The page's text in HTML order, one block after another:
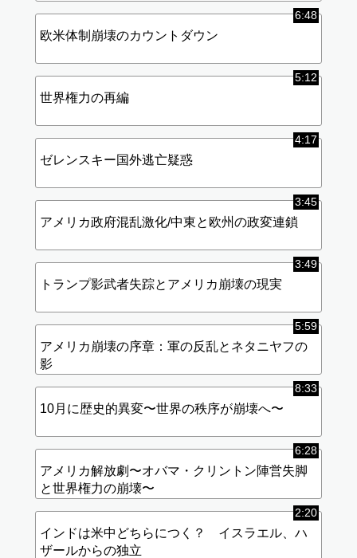
6:48
欧米体制崩壊のカウントダウン
5:12
世界権力の再編
4:17
ゼレンスキー国外逃亡疑惑
3:45
アメリカ政府混乱激化/中東と欧州の政変連鎖
3:49
トランプ影武者失踪とアメリカ崩壊の現実
5:59
アメリカ崩壊の序章：軍の反乱とネタニヤフの
影
8:33
10月に歴史的異変〜世界の秩序が崩壊へ〜
6:28
アメリカ解放劇〜オバマ・クリントン陣営失脚
と世界権力の崩壊〜
2:20
インドは米中どちらにつく？ イスラエル、ハ
ザールからの独立